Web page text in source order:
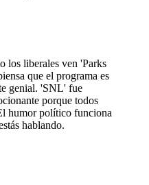
los liberales ven 'Parks
que el programa es
genial. 'SNL' fue
porque todos
humor político funciona
hablando.